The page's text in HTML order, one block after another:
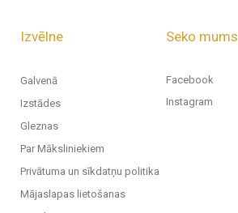
Izvēlne
Galvenā
Izstādes
Gleznas
Par Māksliniekiem
Privātuma un sīkdatņu politika
Mājaslapas lietošanas
Seko mums
Facebook
Instagram